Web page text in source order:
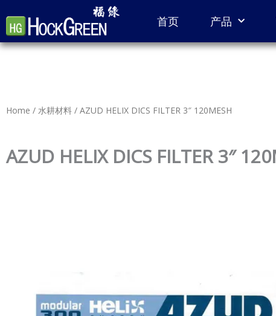
to
content
首页 产品
Home / 水耕材料 / AZUD HELIX DICS FILTER 3″ 120MESH
AZUD HELIX DICS FILTER 3″